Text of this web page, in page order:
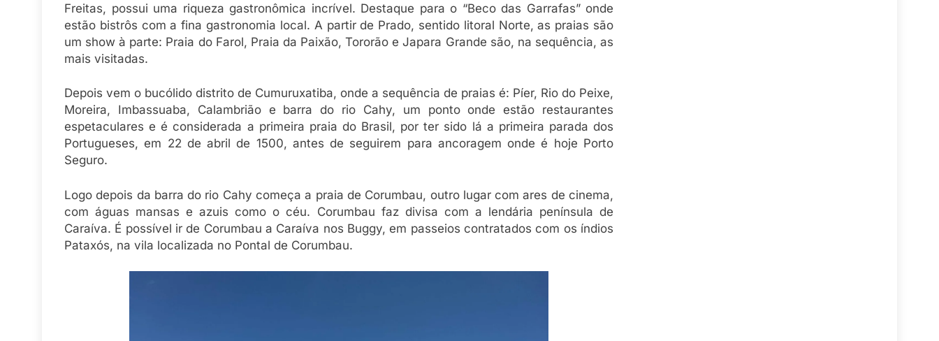
Freitas, possui uma riqueza gastronômica incrível. Destaque para o “Beco das Garrafas” onde
estão bistrôs com a fina gastronomia local. A partir de Prado, sentido litoral Norte, as praias são
um show à parte: Praia do Farol, Praia da Paixão, Tororão e Japara Grande são, na sequência, as
mais visitadas.
Depois vem o bucólido distrito de Cumuruxatiba, onde a sequência de praias é: Píer, Rio do Peixe,
Moreira, Imbassuaba, Calambrião e barra do rio Cahy, um ponto onde estão restaurantes
espetaculares e é considerada a primeira praia do Brasil, por ter sido lá a primeira parada dos
Portugueses, em 22 de abril de 1500, antes de seguirem para ancoragem onde é hoje Porto
Seguro.
Logo depois da barra do rio Cahy começa a praia de Corumbau, outro lugar com ares de cinema,
com águas mansas e azuis como o céu. Corumbau faz divisa com a lendária península de
Caraíva. É possível ir de Corumbau a Caraíva nos Buggy, em passeios contratados com os índios
Pataxós, na vila localizada no Pontal de Corumbau.